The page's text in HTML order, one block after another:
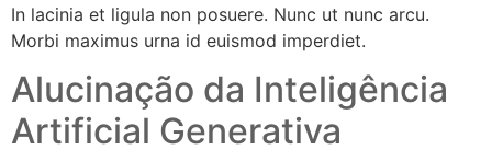
In lacinia et ligula non posuere. Nunc ut nunc arcu.
Morbi maximus urna id euismod imperdiet.
Alucinação da Inteligência
Artificial Generativa